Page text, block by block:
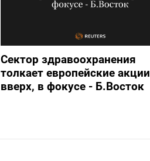
Сектор здравоохранения
толкает европейские акции
вверх, в фокусе - Б.Восток